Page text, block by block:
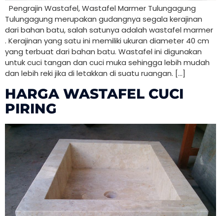
Pengrajin Wastafel, Wastafel Marmer Tulungagung
Tulungagung merupakan gudangnya segala kerajinan
dari bahan batu, salah satunya adalah wastafel marmer
. Kerajinan yang satu ini memiliki ukuran diameter 40 cm
yang terbuat dari bahan batu. Wastafel ini digunakan
untuk cuci tangan dan cuci muka sehingga lebih mudah
dan lebih reki jika di letakkan di suatu ruangan. […]
HARGA WASTAFEL CUCI
PIRING